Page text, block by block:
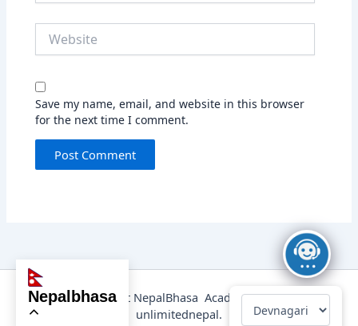
Save my name, email, and website in this browser
for the next time I comment.
@2025 Copyright NepalBhasa Academy Powered by
unlimitednepal.
nepalbhasa